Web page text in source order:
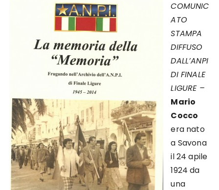
COMUNIC
ATO
STAMPA
DIFFUSO
DALL’ANPI
DI FINALE
LIGURE –
Mario
Cocco
era nato
a Savona
il 24 apile
1924 da
una